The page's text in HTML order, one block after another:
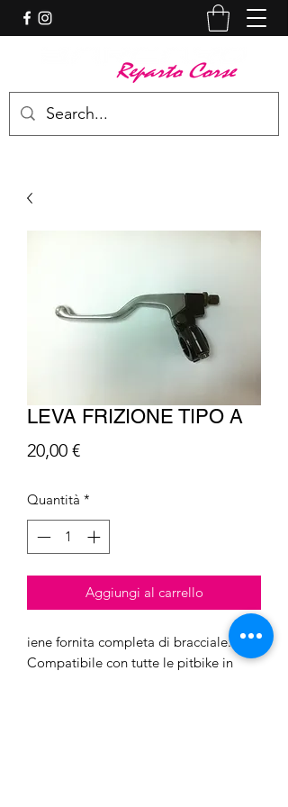
LEVA FRIZIONE TIPO A
20,00 €Prezzo
Quantità *
Aggiungi al carrello
iene fornita completa di bracciale.
Compatibile con tutte le pitbike in